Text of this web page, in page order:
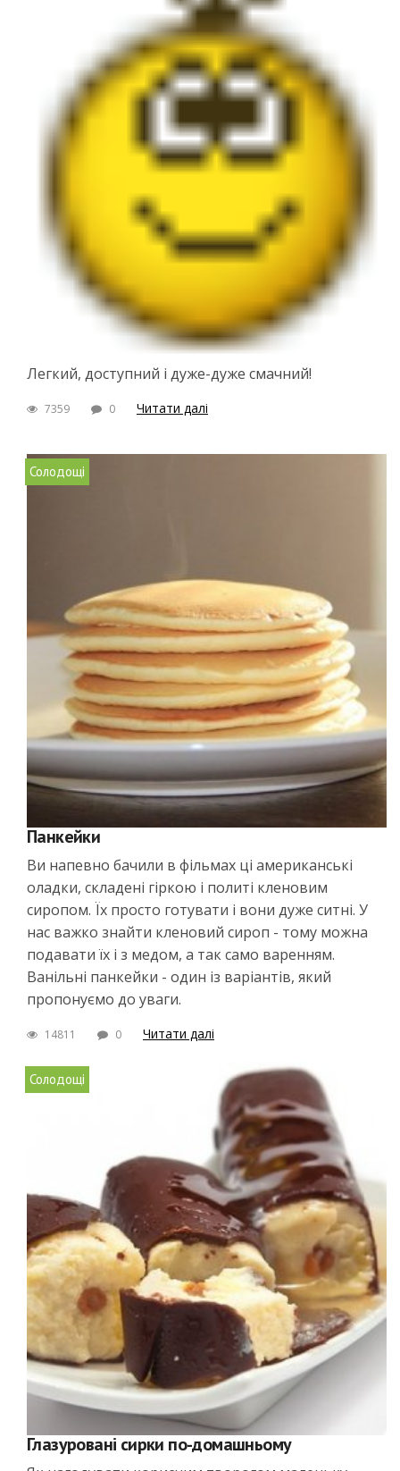
Легкий, доступний і дуже-дуже смачний!
7359 0 Читати далі
Солодощі
Панкейки
Ви напевно бачили в фільмах ці американські
оладки, складені гіркою і политі кленовим
сиропом. Їх просто готувати і вони дуже ситні. У
нас важко знайти кленовий сироп - тому можна
подавати їх і з медом, а так само варенням.
Ванільні панкейки - один із варіантів, який
пропонуємо до уваги.
14811 0 Читати далі
Солодощі
Глазуровані сирки по-домашньому